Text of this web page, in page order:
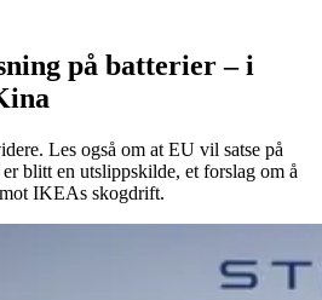
på batterier – i
Les også om at EU vil satse på
blitt en utslippskilde, et forslag om å
IKEAs skogdrift.